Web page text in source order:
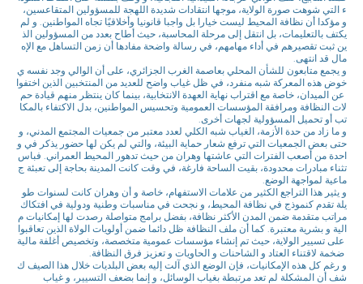
ء التي شوهت صورة الولاية، موجها انتقادات شديدة اللهجة للمسؤولين المتقاعسين،
و مؤكدا أن نظافة المحيط ليست خيارا بل واجبا قانونيا وأخلاقيًا تجاه المواطنين. و لم
يكتف بالتعليمات، بل انتقل إلى مرحلة المحاسبة، حيث أطاح بعدد من المسؤولين الذ
ين ثبت تقصيرهم في أداء مهامهم، في رسالة واضحة مفادها أن زمن التساهل مع الإه
مال قد انتهى.
و يجمع متابعون للشأن المحلي بعاصمة الغرب الجزائري، على أن الوالي وجد نفسه ي
خوض هذه المعركة شبه منفرد، في ظل غياب واضح للعديد من المنتخبين الذين اختفوا
عن الميدان، خاصة مع اقتراب نهاية العهدة الانتخابية، بينما كان ينتظر منهم قيادة حم
لات النظافة ومرافقة المؤسسات العمومية وتحسيس المواطنين، بدل الاكتفاء بالمكا
تب أو تحميل المسؤولية لجهات أخرى.
و ما زاد من حدة الأزمة، الغياب شبه الكلي لعدد معتبر من جمعيات المجتمع المدني، و
حتى بعض الجمعيات التي ترفع شعار حماية البيئة، والتي لم يكن لها حضور يذكر في و
احدة من أصعب الفترات التي عاشتها وهران من حيث تدهور المحيط العمراني. فباس
تثناء مبادرات محدودة، بقيت الساحة فارغة، في وقت كانت المدينة بحاجة إلى تعبئة ج
ماعية لمواجهة الوضع.
و يثير هذا التراجع الكثير من علامات الاستفهام، خاصة و أن وهران كانت لسنوات طو
يلة تقدم كنموذج في نظافة المحيط، و نجحت في مناسبات وطنية ودولية في افتكاك
مراتب متقدمة ضمن المدن الأكثر نظافة، بفضل برامج متواصلة رصدت لها إمكانيات م
الية و بشرية معتبرة. كما أن ملف النظافة ظل دائما ضمن أولويات الولاة الذين تعاقبوا
على تسيير الولاية، حيث تم إنشاء مؤسسات عمومية متخصصة، وتخصيص أغلفة مالية
ضخمة لاقتناء العتاد و الشاحنات و الحاويات و تعزيز فرق النظافة.
و رغم كل هذه الإمكانيات، فإن الوضع الذي آلت إليه بعض البلديات خلال هذا الصيف ك
شف أن المشكلة لم تعد مرتبطة بغياب الوسائل، و إنما بضعف التسيير، و غياب